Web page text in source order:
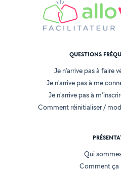
QUESTIONS
Je n'arrive pas à faire
Je n'arrive pas à me
Je n'arrive pas à
Comment réinitialiser /
Qui
Comment ça